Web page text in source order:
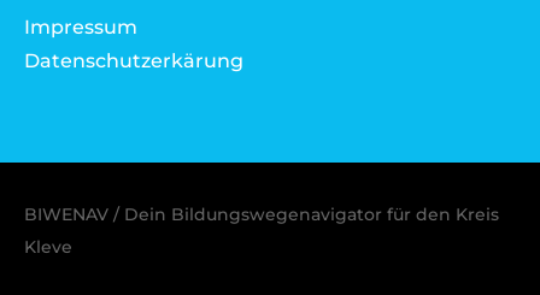
Impressum
Datenschutzerkärung
BIWENAV / Dein Bildungswegenavigator für den Kreis
Kleve